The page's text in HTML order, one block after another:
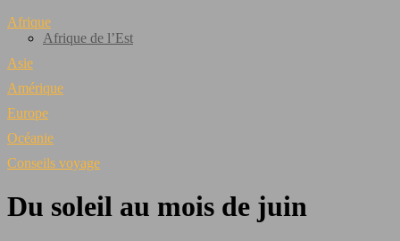
Afrique
Afrique de l’Est
Asie
Amérique
Europe
Océanie
Conseils voyage
Du soleil au mois de juin